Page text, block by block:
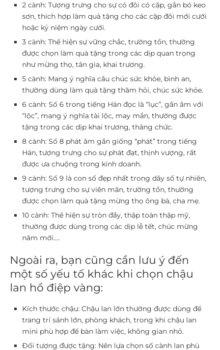
2 cành: Tượng trưng cho sự có đôi có cặp, gắn bó keo
sơn, thích hợp làm quà tặng cho các cặp đôi mới cưới
hoặc kỷ niệm ngày cưới.
3 cành: Thể hiện sự vững chắc, trường tồn, thường
được chọn làm quà tặng trong các dịp quan trọng
như mừng thọ, tân gia, khai trương.
5 cành: Mang ý nghĩa cầu chúc sức khỏe, bình an,
thường dùng làm quà tặng thăm hỏi, chúc sức khỏe.
6 cành: Số 6 trong tiếng Hán đọc là “lục”, gần âm với
“lộc”, mang ý nghĩa tài lộc, may mắn, thường được
tặng trong các dịp khai trương, thăng chức.
8 cành: Số 8 phát âm gần giống “phát” trong tiếng
Hán, tượng trưng cho sự phát đạt, thịnh vượng, rất
được ưa chuộng trong kinh doanh.
9 cành: Số 9 là con số đẹp nhất trong dãy số tự nhiên,
tượng trưng cho sự viên mãn, trường tồn, thường
được chọn làm quà tặng mừng thọ ông bà, cha mẹ.
10 cành: Thể hiện sự tròn đầy, thập toàn thập mỹ,
thường được dùng trong các dịp lễ tết, chúc mừng
năm mới….
Ngoài ra, bạn cũng cần lưu ý đến
một số yếu tố khác khi chọn chậu
lan hồ điệp vàng:
Kích thước chậu: Chậu lan lớn thường được dùng để
trang trí sảnh lớn, phòng khách, trong khi chậu lan
mini phù hợp để bàn làm việc, không gian nhỏ.
Đối tượng được tặng: Nên lựa chọn số cành lan phù